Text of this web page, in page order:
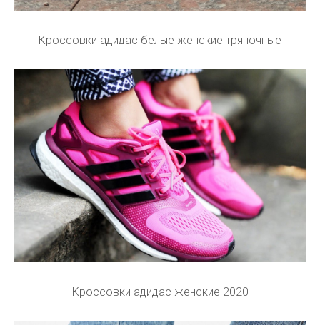
Кроссовки адидас белые женские тряпочные
Кроссовки адидас женские 2020